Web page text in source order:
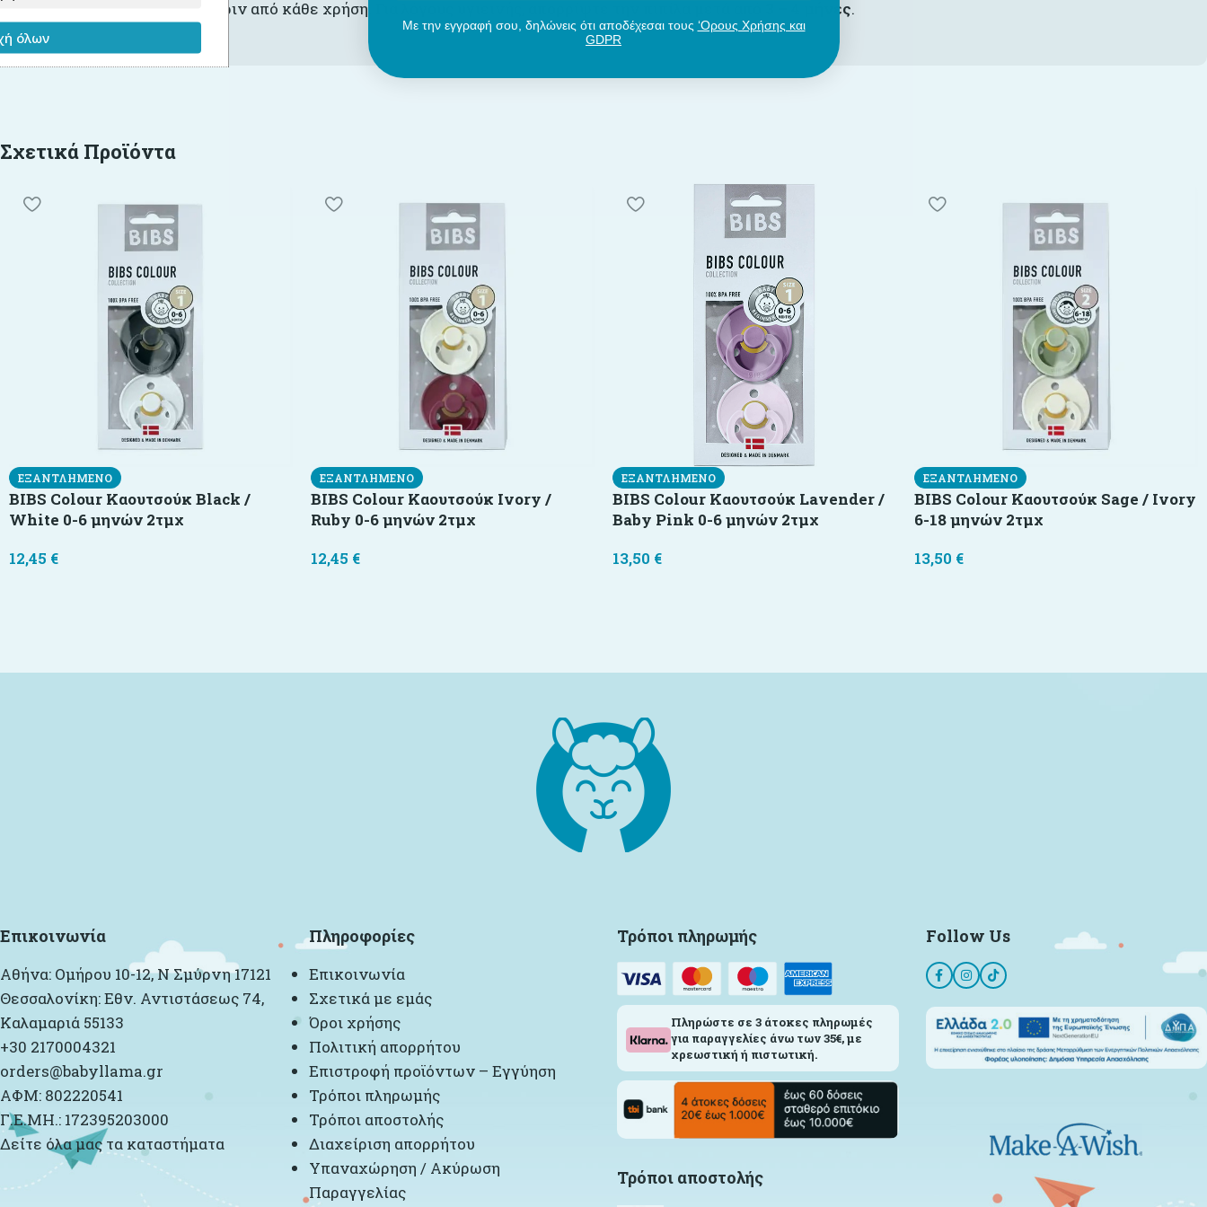
Αποστειρώστε την πιπίλα πριν από κάθε χρήση. Για λόγους υγιεινής, απορρίψτε την πιπίλα μετά από 3 – 4 μήνες.
Σχετικά Προϊόντα
ΕΞΑΝΤΛΗΜΈΝΟ
BIBS Colour Καουτσούκ Black /
White 0-6 μηνών 2τμχ
12,45 €
ΕΞΑΝΤΛΗΜΈΝΟ
BIBS Colour Καουτσούκ Ivory /
Ruby 0-6 μηνών 2τμχ
12,45 €
ΕΞΑΝΤΛΗΜΈΝΟ
BIBS Colour Καουτσούκ Lavender /
Baby Pink 0-6 μηνών 2τμχ
13,50 €
ΕΞΑΝΤΛΗΜΈΝΟ
BIBS Colour Καουτσούκ Sage / Ivory
6-18 μηνών 2τμχ
13,50 €
Επικοινωνία
Αθήνα: Ομήρου 10-12, Ν Σμύρνη 17121
Θεσσαλονίκη: Εθν. Αντιστάσεως 74,
Καλαμαριά 55133
+30 2170004321
orders@babyllama.gr
ΑΦΜ: 802220541
Γ.Ε.ΜΗ.: 172395203000
Δείτε όλα μας τα καταστήματα
Πληροφορίες
Επικοινωνία
Σχετικά με εμάς
Όροι χρήσης
Πολιτική απορρήτου
Επιστροφή προϊόντων – Εγγύηση
Τρόποι πληρωμής
Τρόποι αποστολής
Διαχείριση απορρήτου
Υπαναχώρηση / Ακύρωση
Παραγγελίας
Τρόποι πληρωμής
Πληρώστε σε 3 άτοκες πληρωμές
για παραγγελίες άνω των 35€, με
χρεωστική ή πιστωτική.
Τρόποι αποστολής
Follow Us
όλων
Με την εγγραφή σου, δηλώνεις ότι αποδέχεσαι τους ‘Ορους Χρήσης και
GDPR